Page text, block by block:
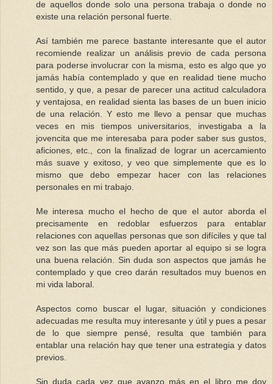
de aquellos donde solo una persona trabaja o donde no
existe una relación personal fuerte.
Así también me parece bastante interesante que el autor
recomiende realizar un análisis previo de cada persona
para poderse involucrar con la misma, esto es algo que yo
jamás había contemplado y que en realidad tiene mucho
sentido, y que, a pesar de parecer una actitud calculadora
y ventajosa, en realidad sienta las bases de un buen inicio
de una relación. Y esto me llevo a pensar que muchas
veces en mis tiempos universitarios, investigaba a la
jovencita que me interesaba para poder saber sus gustos,
aficiones, etc., con la finalizad de lograr un acercamiento
más suave y exitoso, y veo que simplemente que es lo
mismo que debo empezar hacer con las relaciones
personales en mi trabajo.
Me interesa mucho el hecho de que el autor aborda el
precisamente en redoblar esfuerzos para entablar
relaciones con aquellas personas que son difíciles y que tal
vez son las que más pueden aportar al equipo si se logra
una buena relación. Sin duda son aspectos que jamás he
contemplado y que creo darán resultados muy buenos en
mi vida laboral.
Aspectos como buscar el lugar, situación y condiciones
adecuadas me resulta muy interesante y útil y pues a pesar
de lo que siempre pensé, resulta que también para
entablar una relación hay que tener una estrategia y datos
previos.
Sin duda cada vez que avanzo más en el libro me doy